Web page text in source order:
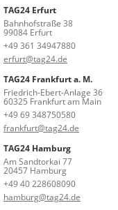
TAG24 Erfurt
Bahnhofstraße 38
99084 Erfurt
+49 361 34947880
erfurt@tag24.de
TAG24 Frankfurt a. M.
Friedrich-Ebert-Anlage 36
60325 Frankfurt am Main
+49 69 348750580
frankfurt@tag24.de
TAG24 Hamburg
Am Sandtorkai 77
20457 Hamburg
+49 40 228608090
hamburg@tag24.de